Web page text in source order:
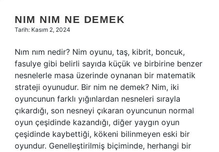
NIM NIM NE DEMEK
Tarih: Kasım 2, 2024
Nım nım nedir? Nim oyunu, taş, kibrit, boncuk,
fasulye gibi belirli sayıda küçük ve birbirine benzer
nesnelerle masa üzerinde oynanan bir matematik
strateji oyunudur. Bir nim ne demek? Nim, iki
oyuncunun farklı yığınlardan nesneleri sırayla
çıkardığı, son nesneyi çıkaran oyuncunun normal
oyun çeşidinde kazandığı, diğer yaygın oyun
çeşidinde kaybettiği, kökeni bilinmeyen eski bir
oyundur. Genelleştirilmiş biçiminde, herhangi bir